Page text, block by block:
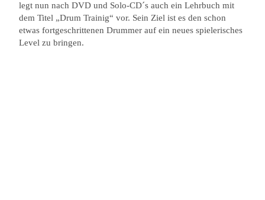
legt nun nach DVD und Solo-CD´s auch ein Lehrbuch mit
dem Titel „Drum Trainig“ vor. Sein Ziel ist es den schon
etwas fortgeschrittenen Drummer auf ein neues spielerisches
Level zu bringen.